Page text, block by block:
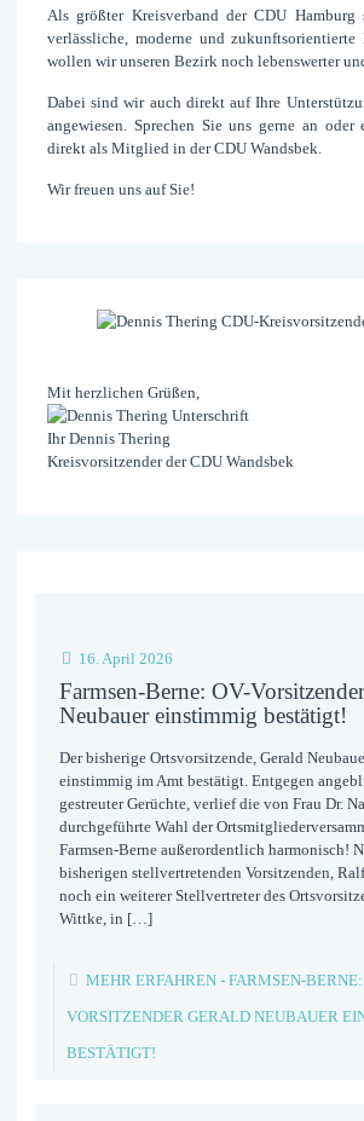
Als größter Kreis­verband der CDU
verläss­liche, moderne und zukunfts­orientierte
wollen wir unseren Bezirk noch lebens­werter
Dabei sind wir auch direkt auf Ihre
ange­wiesen. Sprechen Sie uns gerne an oder
direkt als Mit­glied in der CDU Wandsbek.
Wir freuen uns auf Sie!
Mit herzlichen Grüßen,
Ihr Dennis Thering
Kreisvorsitzender der CDU Wandsbek
16. April 2026
Farmsen-Berne: OV-
Neubauer einstimmig bestätigt!
Der bisherige Ortsvorsitzende, Gerald
einstimmig im Amt bestätigt. Entgegen
gestreuter Gerüchte, verlief die von Frau Dr.
durchgeführte Wahl der
Farmsen-Berne außerordentlich harmonisch!
bisherigen stellvertretenden Vorsitzenden,
noch ein weiterer Stellvertreter des
Wittke, in […]
MEHR ERFAHREN- FARMSEN-BERNE:
VORSITZENDER GERALD NEUBAUER
BESTÄTIGT!